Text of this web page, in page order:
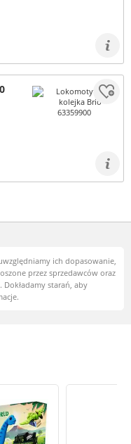
ich dopasowanie,
przez sprzedawców oraz
starań, aby